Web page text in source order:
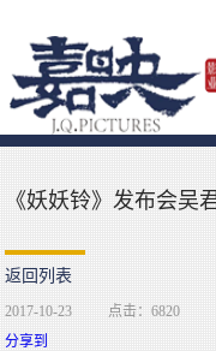
《妖妖铃》发布会吴
返回列表
2017-10-23
点击：6820
分享到